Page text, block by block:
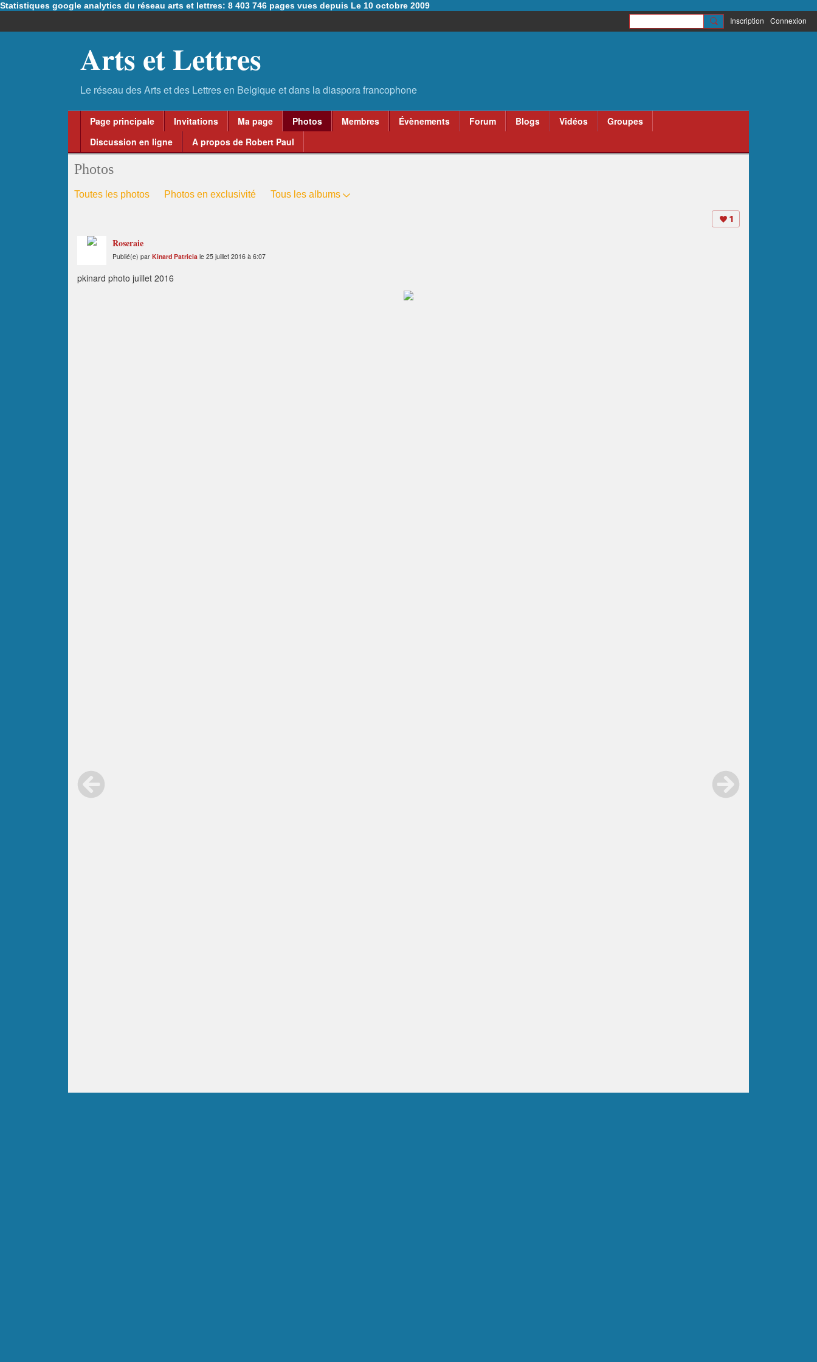
Statistiques google analytics du réseau arts et lettres: 8 403 746 pages vues depuis Le 10 octobre 2009
Inscription Connexion
Arts et Lettres
Page principale Invitations Ma page Photos Membres Évènements Forum Blogs Vidéos
Groupes
Discussion en ligne
A propos de Robert Paul
Photos
Toutes les photos Photos en exclusivité Tous les albums
1
Roseraie
Publié(e) par Kinard Patricia le 25 juillet 2016 à 6:07
pkinard photo juillet 2016